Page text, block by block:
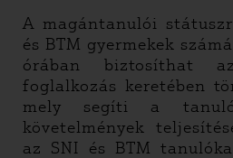
A magántanulói
és BTM gyermekek
órában biztosíthat
foglalkozás keretében
mely segíti a
követelmények
az SNI és BTM